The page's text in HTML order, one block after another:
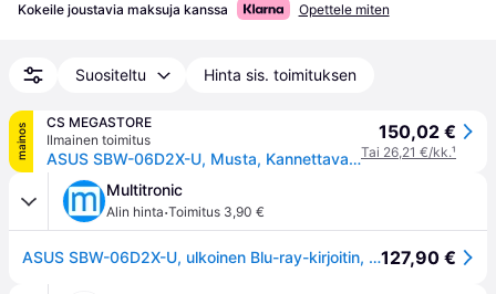
Kokeile joustavia maksuja kanssa Opettele miten
Suositeltu Hinta sis. toimituksen
mainos
CS MEGASTORE
Ilmainen toimitus
ASUS SBW-06D2X-U, Musta, Kannettava tietokone, Blu-Ray DVD Combo, USB 2.0, 2 MB, 80,120 mm
150,02 €
Tai 26,21 €/kk.¹
Multitronic
Alin hinta·Toimitus 3,90 €
ASUS SBW-06D2X-U, ulkoinen Blu-ray-kirjoitin, USB 2.0, musta127,90 €